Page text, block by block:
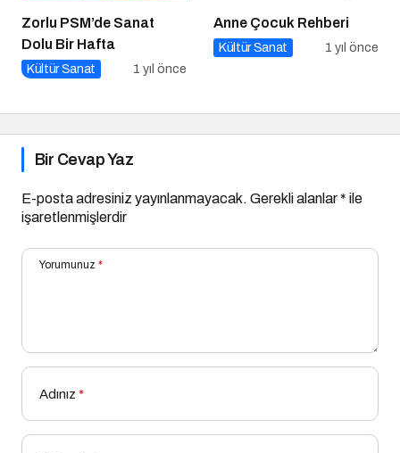
Zorlu PSM’de Sanat
Dolu Bir Hafta
Kültür Sanat 1 yıl önce
Anne Çocuk Rehberi
Kültür Sanat 1 yıl önce
Bir Cevap Yaz
E-posta adresiniz yayınlanmayacak. Gerekli alanlar* ile
işaretlenmişlerdir
Yorumunuz *
Adınız *